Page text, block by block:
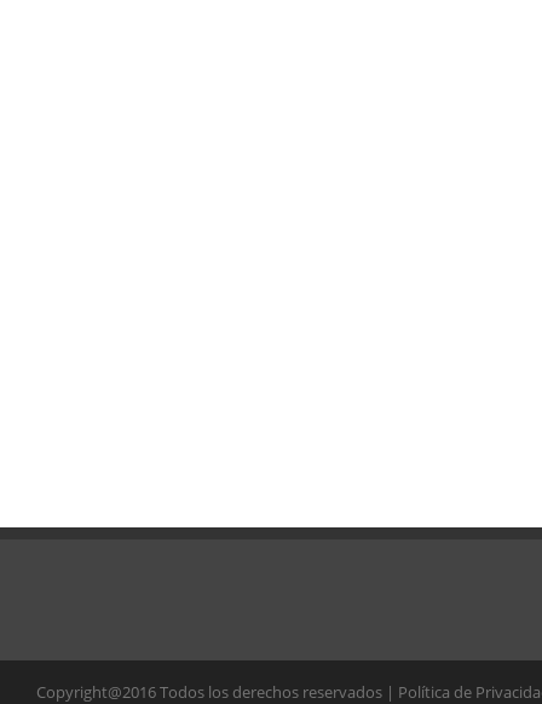
Copyright@2016 Todos los derechos reservados | Política de